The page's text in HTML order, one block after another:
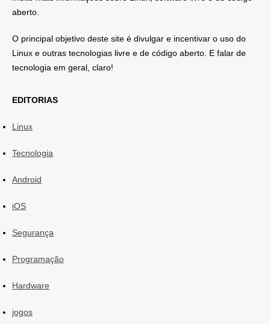
aberto.
O principal objetivo deste site é divulgar e incentivar o uso do
Linux e outras tecnologias livre e de código aberto. E falar de
tecnologia em geral, claro!
EDITORIAS
Linux
Tecnologia
Android
iOS
Segurança
Programação
Hardware
jogos